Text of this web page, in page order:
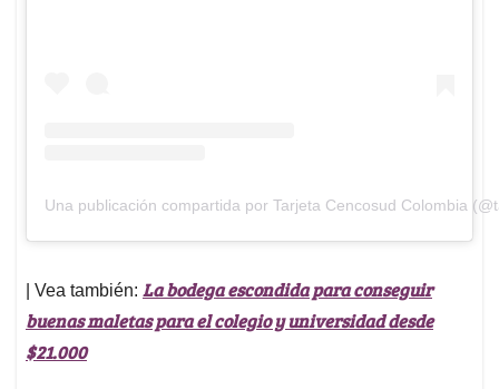
Una publicación compartida por Tarjeta Cencosud Colombia
| Vea también: La bodega escondida para conseguir
buenas maletas para el colegio y universidad desde
$21.000